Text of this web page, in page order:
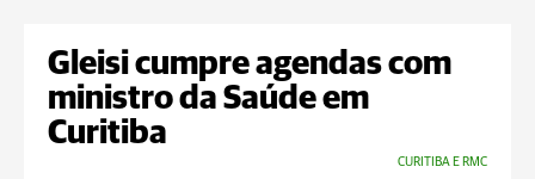
Gleisi cumpre agendas com
ministro da Saúde em
Curitiba
CURITIBA E RMC